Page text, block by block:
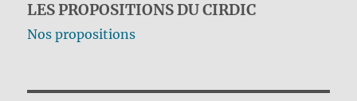
LES PROPOSITIONS DU CIRDIC
Nos propositions